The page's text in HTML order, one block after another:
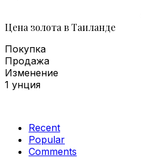
Цена золота в Таиланде
Покупка
Продажа
Изменение
1 унция
Recent
Popular
Comments